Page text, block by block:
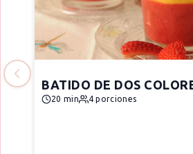
BATIDO DE DOS
20 min 4 porciones